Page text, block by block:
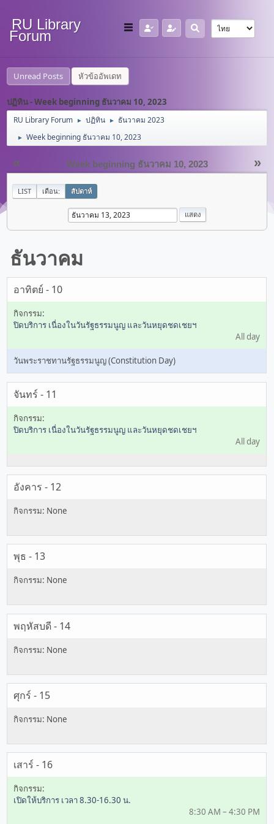
RU Library
Forum
Unread Posts หัวข้ออัพเดท
ปฏิทิน - Week beginning ธันวาคม 10, 2023
RU Library Forum ► ปฏิทิน ► ธันวาคม 2023
► Week beginning ธันวาคม 10, 2023
« »
Week beginning ธันวาคม 10, 2023
LIST เดือน: สัปดาห์
ธันวาคม
อาทิตย์ - 10
ปิดบริการ เนื่องในวันรัฐธรรมนูญ และวันหยุดชดเชยฯ
All day
วันพระราชทานรัฐธรรมนูญ (Constitution Day)
จันทร์ - 11
ปิดบริการ เนื่องในวันรัฐธรรมนูญ และวันหยุดชดเชยฯ
All day
อังคาร - 12
พุธ - 13
พฤหัสบดี - 14
ศุกร์ - 15
เสาร์ - 16
เปิดให้บริการ เวลา 8.30-16.30 น.
8:30 AM – 4:30 PM